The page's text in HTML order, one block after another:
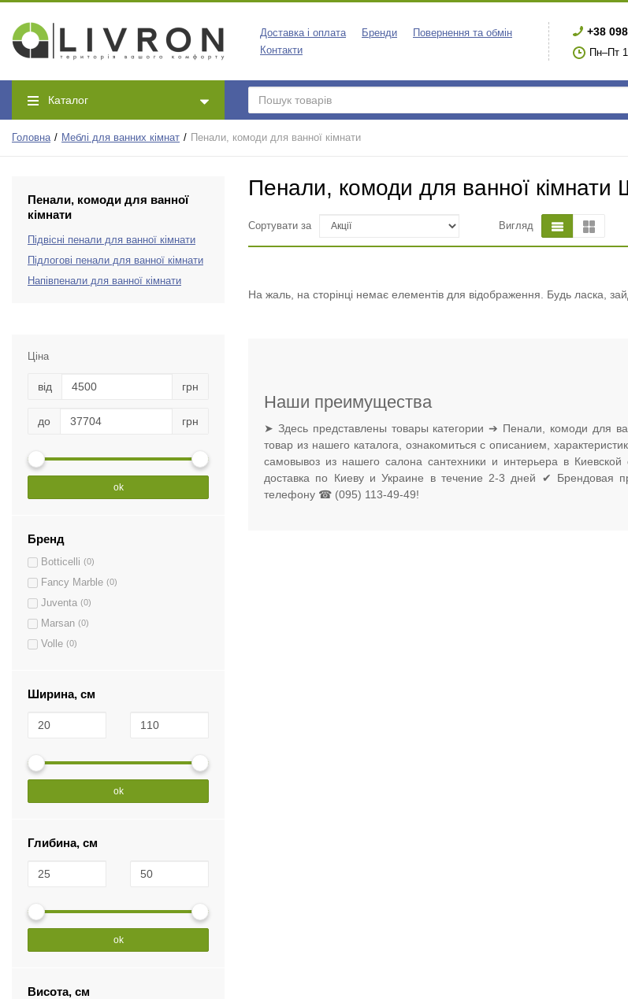
Доставка і оплата Бренди
Повернення та обмін
Контакти
+38
Пн–Пт
Каталог
Головна Меблі для ванних кімнат Пенали, комоди для ванної кімнати
Пенали, комоди для ванної
кімнати
Підвісні пенали для ванної кімнати
Підлогові пенали для ванної кімнати
Напівпенали для ванної кімнати
Ціна
від грн
до грн
ok
Бренд
Botticelli (0)
Fancy Marble (0)
Juventa (0)
Marsan (0)
Volle (0)
Ширина, см
ok
Глибина, см
ok
Висота, см
Пенали, комоди для ванної
Сортувати за Вигляд
На жаль, на сторінці немає елементів для відображення. Будь ласка,
Наши преимущества
➤ Здесь представлены товары категории ➔ Пенали, комоди для
товар из нашего каталога, ознакомиться с описанием,
самовывоз из нашего салона сантехники и интерьера в
доставка по Киеву и Украине в течение 2-3 дней ✔ Брендовая
телефону ☎ (095) 113-49-49!